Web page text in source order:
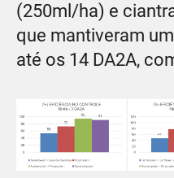
(250ml/ha) e
que mantiveram
até os 14 DA2A,